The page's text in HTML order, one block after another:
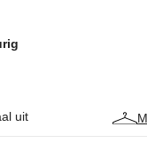
uit